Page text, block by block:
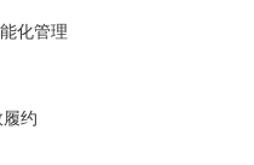
化管理
约